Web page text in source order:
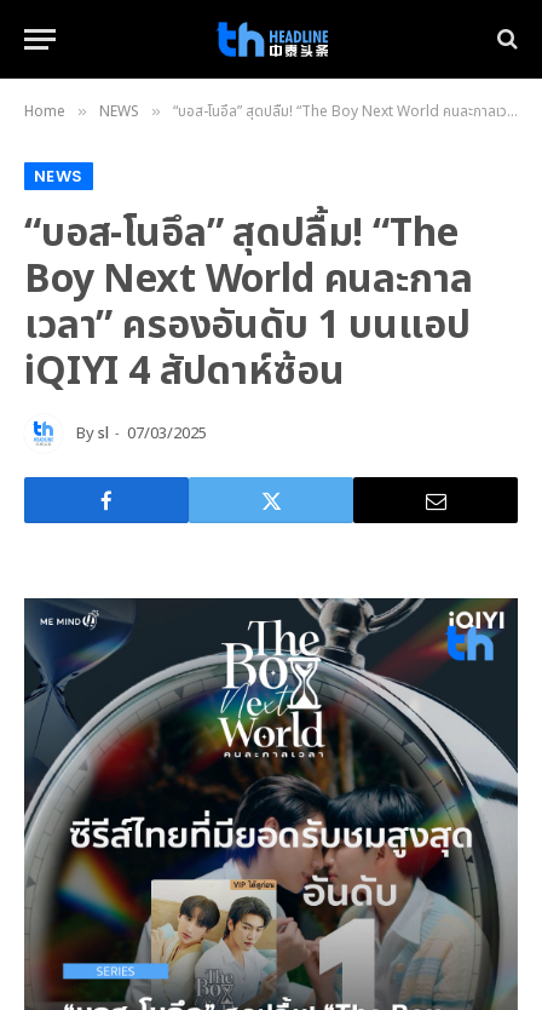
Home » NEWS » “บอส-โนอึล” สุดปลื้ม! “The Boy Next World คนละกาลเวลา” ครองอันดับ 1 บนแอป iQIYI 4 สัปดาห์ซ้อน
NEWS
“บอส-โนอึล” สุดปลื้ม! “The
Boy Next World คนละกาล
เวลา” ครองอันดับ 1 บนแอป
iQIYI 4 สัปดาห์ซ้อน
Bysl 07/03/2025